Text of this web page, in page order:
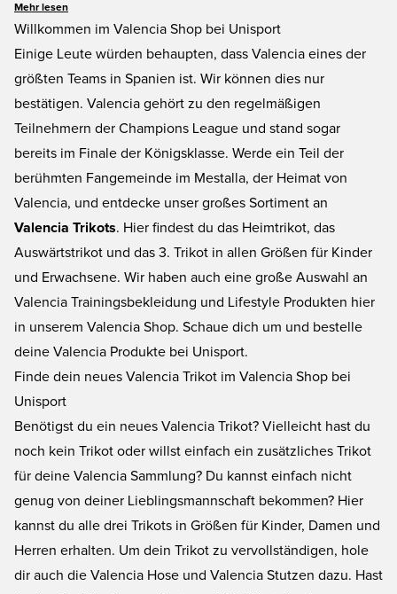
Valencia Shop findest du alles, wovon ein Valencia Fan träumt. Wir haben das
neue Valencia Trikot, Valencia Trainingsbekleidung und Valencia Fanartikel.
Shop bei Unisport.
Mehr lesen
Willkommen im Valencia Shop bei Unisport
Einige Leute würden behaupten, dass Valencia eines der
größten Teams in Spanien ist. Wir können dies nur
bestätigen. Valencia gehört zu den regelmäßigen
Teilnehmern der Champions League und stand sogar
bereits im Finale der Königsklasse. Werde ein Teil der
berühmten Fangemeinde im Mestalla, der Heimat von
Valencia, und entdecke unser großes Sortiment an
Valencia Trikots. Hier findest du das Heimtrikot, das
Auswärtstrikot und das 3. Trikot in allen Größen für Kinder
und Erwachsene. Wir haben auch eine große Auswahl an
Valencia Trainingsbekleidung und Lifestyle Produkten hier
in unserem Valencia Shop. Schaue dich um und bestelle
deine Valencia Produkte bei Unisport.
Finde dein neues Valencia Trikot im Valencia Shop bei
Unisport
Benötigst du ein neues Valencia Trikot? Vielleicht hast du
noch kein Trikot oder willst einfach ein zusätzliches Trikot
für deine Valencia Sammlung? Du kannst einfach nicht
genug von deiner Lieblingsmannschaft bekommen? Hier
kannst du alle drei Trikots in Größen für Kinder, Damen und
Herren erhalten. Um dein Trikot zu vervollständigen, hole
dir auch die Valencia Hose und Valencia Stutzen dazu. Hast